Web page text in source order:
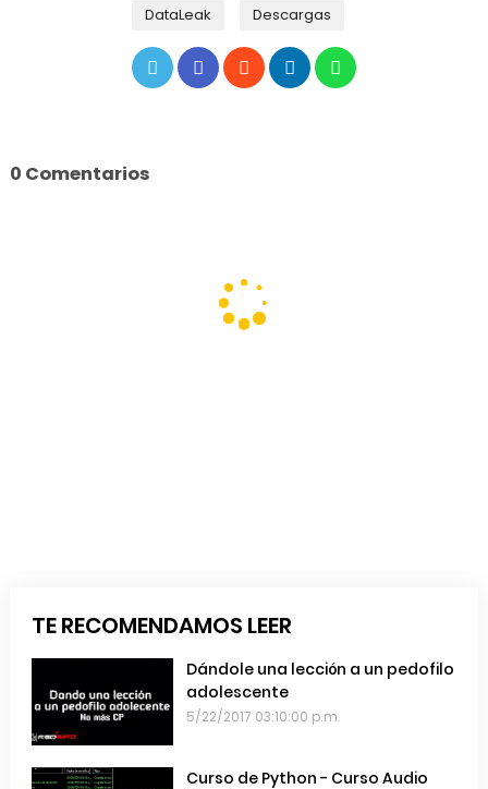
DataLeak Descargas
0 Comentarios
TE RECOMENDAMOS LEER
Dándole una lección a un pedofilo
adolescente
5/22/2017 03:10:00 p.m.
Curso de Python - Curso Audio